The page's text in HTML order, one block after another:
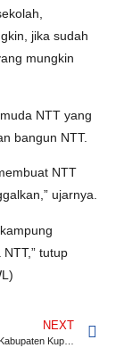
jika sudah
mungkin
NTT yang
bangun NTT.
NTT
ujarnya.
tutup
NEXT
Partai Demokrat Kabupaten Kupang Tampil Unik dan Semangat dalam Mendaftar Calon Legislatif untuk Pemilu 2024!